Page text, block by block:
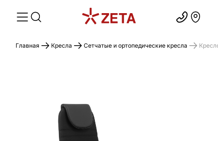
Главная Кресла Сетчатые и ортопедические кресла